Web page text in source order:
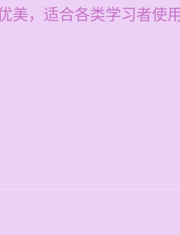
美，适合各类学习者使